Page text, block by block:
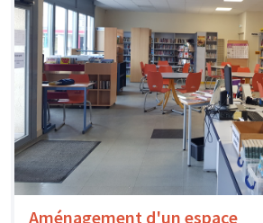
Aménagement d'un espace